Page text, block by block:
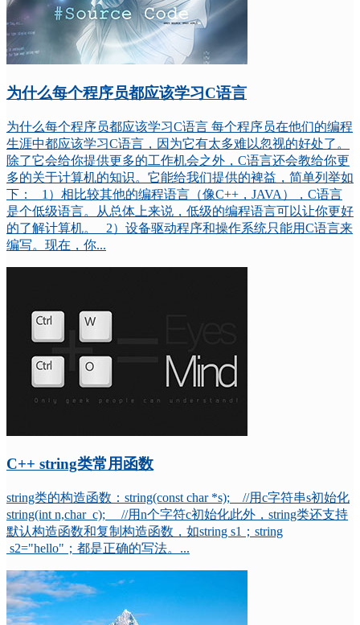
为什么每个程序员都应该学习C语言
为什么每个程序员都应该学习C语言 每个程序员在他们的编程
生涯中都应该学习C语言，因为它有太多难以忽视的好处了。
除了它会给你提供更多的工作机会之外，C语言还会教给你更
多的关于计算机的知识。它能给我们提供的裨益，简单列举如
下： 1）相比较其他的编程语言（像C++，JAVA），C语言
是个低级语言。从总体上来说，低级的编程语言可以让你更好
的了解计算机。 2）设备驱动程序和操作系统只能用C语言来
编写。现在，你...
C++ string类常用函数
string类的构造函数：string(const char *s); //用c字符串s初始化
string(int n,char c); //用n个字符c初始化此外，string类还支持
默认构造函数和复制构造函数，如string s1；string
s2="hello"；都是正确的写法。...